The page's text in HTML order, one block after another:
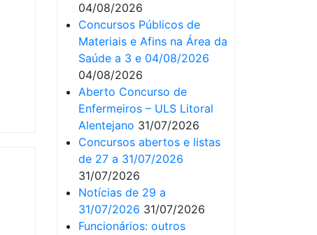
04/08/2026
Concursos Públicos de
Materiais e Afins na Área da
Saúde a 3 e 04/08/2026
04/08/2026
Aberto Concurso de
Enfermeiros – ULS Litoral
Alentejano 31/07/2026
Concursos abertos e listas
de 27 a 31/07/2026
31/07/2026
Notícias de 29 a
31/07/2026 31/07/2026
Funcionários: outros